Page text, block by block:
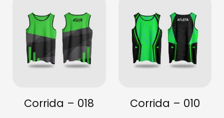
Corrida – 018 Corrida – 010